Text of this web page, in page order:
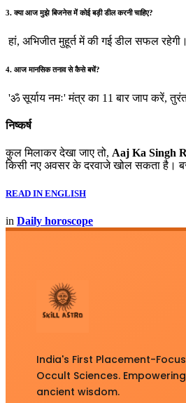
3. क्या आज मुझे बिजनेस में कोई बड़ी डील करनी चाहिए?
हां, अभिजीत मुहूर्त में की गई डील सफल
4. आज मानसिक तनाव से कैसे बचें?
'ॐ सूर्याय नमः' मंत्र का 11 बार जाप करें, तुरंत
निष्कर्ष
कुल मिलाकर देखा जाए तो, Aaj Ka Singh
किसी नए अवसर के दरवाजे खोल सकता है।
READ IN ENGLISH
in Daily horoscope
India's First Placement-
Occult Sciences.
ancient wisdom.